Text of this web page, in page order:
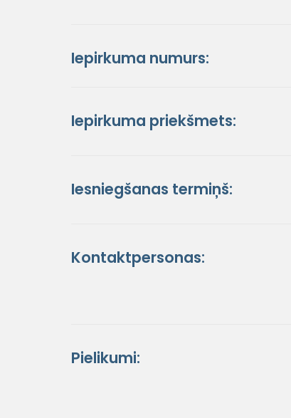
Iepirkuma numurs:
Iepirkuma priekšmets:
Iesniegšanas termiņš:
Kontaktpersonas:
Pielikumi: